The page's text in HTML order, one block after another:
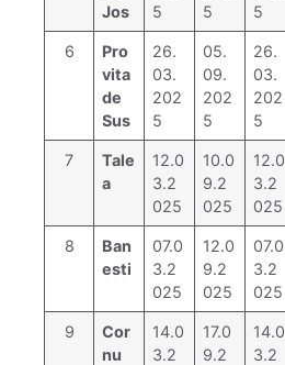
Jos
5
5
5
6
Pro
vita
de
Sus
26.
03.
202
5
05.
09.
202
5
26.
03.
202
5
7
Tale
a
12.0
3.2
025
10.0
9.2
025
12.0
3.2
025
8
Ban
esti
07.0
3.2
025
12.0
9.2
025
07.0
3.2
025
9
Cor
nu
14.0
3.2
17.0
9.2
14.0
3.2